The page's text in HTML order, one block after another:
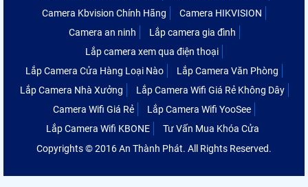
Camera Kbvision Chính Hãng
Camera HIKVISION
Camera an ninh
Lắp camera gia đình
Lắp camera xem qua điện thoại
Lắp Camera Cửa Hàng Loại Nào
Lắp Camera Văn Phòng
Lắp Camera Nhà Xưởng
Lắp Camera Wifi Giá Rẻ Không Dây
Camera Wifi Giá Rẻ
Lắp Camera Wifi YooSee
Lắp Camera Wifi KBONE
Tư Vấn Mua Khóa Cửa
Copyrights © 2016 An Thành Phát. All Rights Reserved.